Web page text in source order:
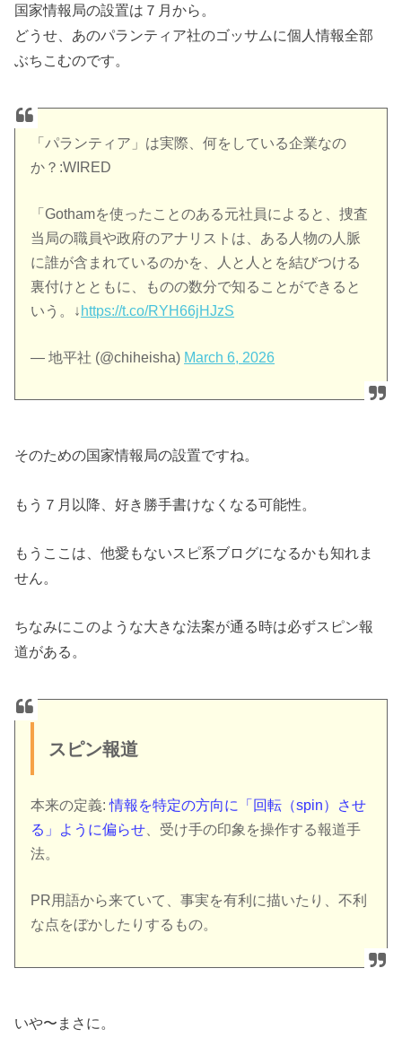
国家情報局の設置は７月から。
どうせ、あのパランティア社のゴッサムに個人情報全部
ぶちこむのです。
「パランティア」は実際、何をしている企業なの
か？:WIRED
「Gothamを使ったことのある元社員によると、捜査
当局の職員や政府のアナリストは、ある人物の人脈
に誰が含まれているのかを、人と人とを結びつける
裏付けとともに、ものの数分で知ることができると
いう。↓ https://t.co/RYH66jHJzS
— 地平社 (@chiheisha) March 6, 2026
そのための国家情報局の設置ですね。
もう７月以降、好き勝手書けなくなる可能性。
もうここは、他愛もないスピ系ブログになるかも知れま
せん。
ちなみにこのような大きな法案が通る時は必ずスピン報
道がある。
スピン報道
本来の定義:情報を特定の方向に「回転（spin）させ
る」ように偏らせ 、受け手の印象を操作する報道手
法。
PR用語から来ていて、事実を有利に描いたり、不利
な点をぼかしたりするもの。
いや〜まさに。